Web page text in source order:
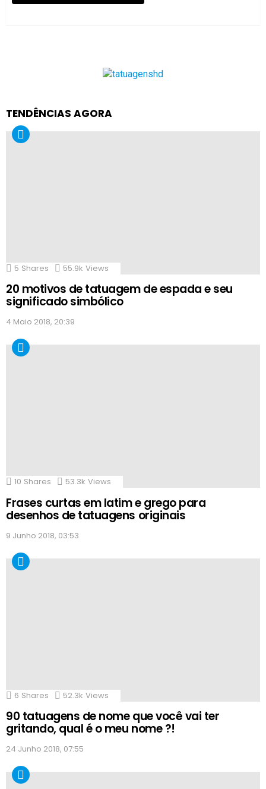
TENDÊNCIAS AGORA
5 Shares 55.9k Views
20 motivos de tatuagem de espada e seu
significado simbólico
4 Maio 2018, 20:39
10 Shares 53.3k Views
Frases curtas em latim e grego para
desenhos de tatuagens originais
9 Junho 2018, 03:53
6 Shares 52.3k Views
90 tatuagens de nome que você vai ter
gritando, qual é o meu nome ?!
24 Junho 2018, 07:55